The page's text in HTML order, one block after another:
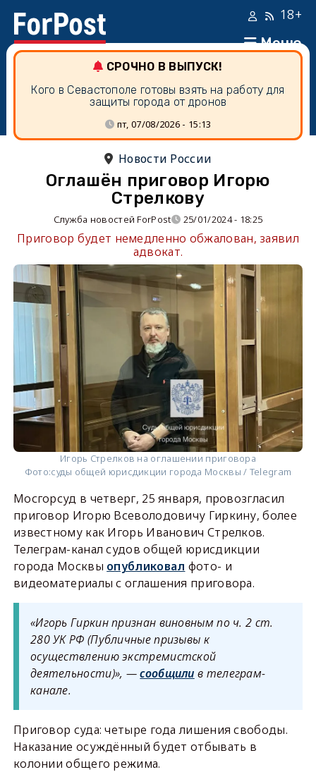
Меню
18+
СРОЧНО В ВЫПУСК!
Кого в Севастополе готовы взять на работу для
защиты города от дронов
пт, 07/08/2026 - 15:13
Новости России
Оглашён приговор Игорю
Стрелкову
Служба новостей ForPost 25/01/2024 - 18:25
Приговор будет немедленно обжалован, заявил
адвокат.
Игорь Стрелков на оглашении приговора
Фото:суды общей юрисдикции города Москвы / Telegram
Мосгорсуд в четверг, 25 января, провозгласил
приговор Игорю Всеволодовичу Гиркину, более
известному как Игорь Иванович Стрелков.
Телеграм-канал судов общей юрисдикции
города Москвы опубликовал фото- и
видеоматериалы с оглашения приговора.
«Игорь Гиркин признан виновным по ч. 2 ст.
280 УК РФ (Публичные призывы к
осуществлению экстремистской
деятельности)», —сообщили в телеграм-
канале.
Приговор суда: четыре года лишения свободы.
Наказание осуждённый будет отбывать в
колонии общего режима.